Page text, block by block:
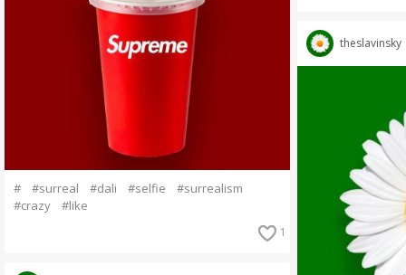
# #surreal #dali #selfie
#surrealism
#crazy
#like
1
theslavinsky